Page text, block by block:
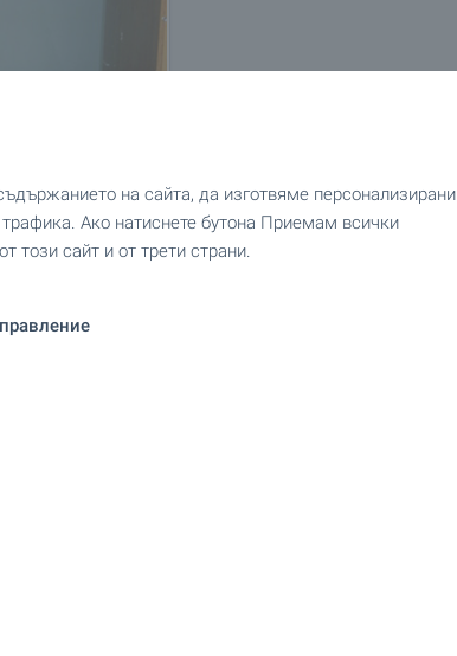
+8
на сайта, да изготвяме персонализирани
Ако натиснете бутона Приемам всички
този сайт и от трети страни.